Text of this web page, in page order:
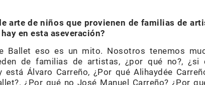
arte de niños que provienen de familias de
en esta aseveración?
Ballet eso es un mito. Nosotros tenemos
de familias de artistas, ¿por qué no?, ¿si
está Álvaro Carreño, ¿Por qué Alihaydée
¿Por qué no José Manuel Carreño? ¿Por